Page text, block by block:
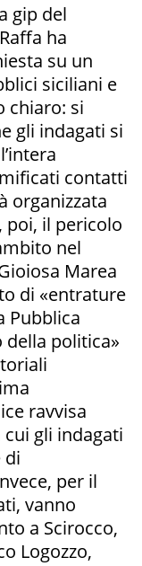
gip del
ha
su un
siciliani e
chiaro: si
gli indagati si
contatti
organizzata
poi, il pericolo
nel
Marea
di «entrature
Pubblica
politica»
ravvisa
gli indagati
di
per il
vanno
a Scirocco,
Logozzo,